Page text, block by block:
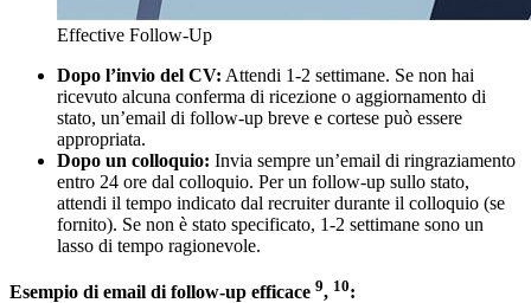
Effective Follow-Up
Dopo l’invio del CV: Attendi 1-2 settimane. Se non hai
ricevuto alcuna conferma di ricezione o aggiornamento di
stato, un’email di follow-up breve e cortese può essere
appropriata.
Dopo un colloquio: Invia sempre un’email di ringraziamento
entro 24 ore dal colloquio. Per un follow-up sullo stato,
attendi il tempo indicato dal recruiter durante il colloquio (se
fornito). Se non è stato specificato, 1-2 settimane sono un
lasso di tempo ragionevole.
Esempio di email di follow-up efficace 9, 10: